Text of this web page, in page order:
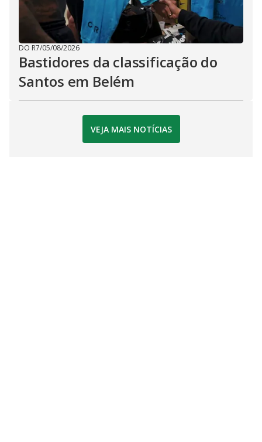
DO R7/05/08/2026
Bastidores da classificação do
Santos em Belém
VEJA MAIS NOTÍCIAS